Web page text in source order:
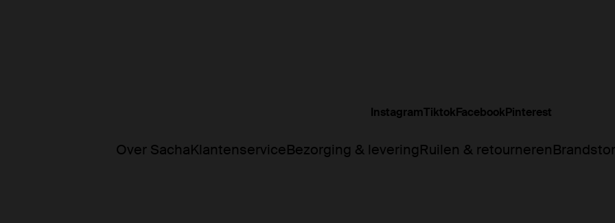
Over SachaKlantenserviceBezorging & leveringRuilen & retourneren
InstagramTiktokFacebookPinterest